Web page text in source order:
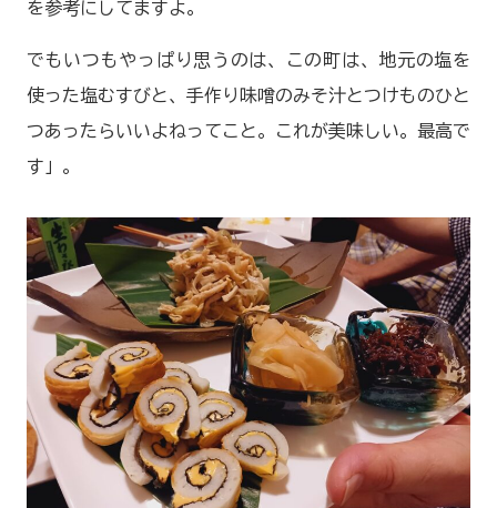
を参考にしてますよ。
でもいつもやっぱり思うのは、この町は、地元の塩を
使った塩むすびと、手作り味噌のみそ汁とつけものひと
つあったらいいよねってこと。これが美味しい。最高で
す」。